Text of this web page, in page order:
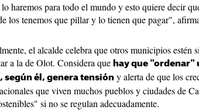
haremos para todo el mundo y esto quiere decir
los tenemos que pillar y lo tienen que pagar",
el alcalde celebra que otros municipios estén
a la de Olot. Considera que hay que "ordenar"
según él, genera tensión y alerta de que los
que viven muchos pueblos y ciudades de
si no se regulan adecuadamente.